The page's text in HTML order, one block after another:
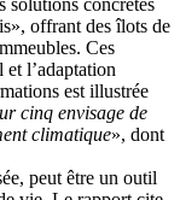
offrant des îlots de
Ces
l’adaptation
est illustrée
cinq envisage de
climatique», dont
peut être un outil